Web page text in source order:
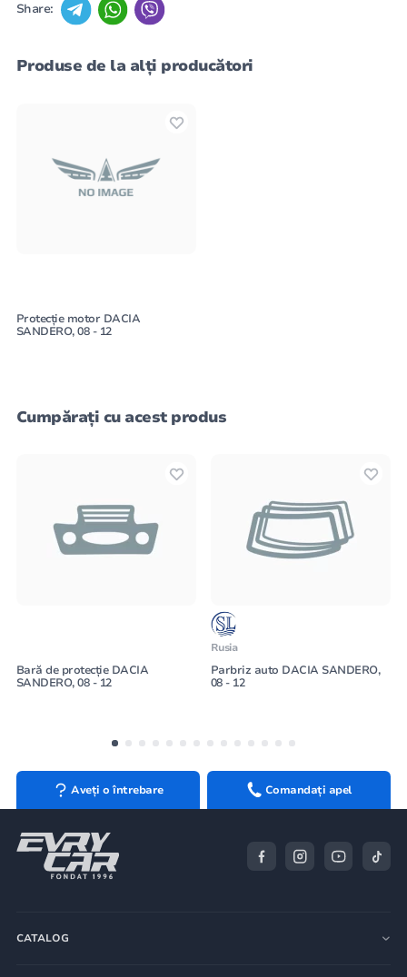
Share:
Produse de la alți producători
Protecție motor DACIA
SANDERO, 08 - 12
Cumpărați cu acest produs
Bară de protecție DACIA
SANDERO, 08 - 12
Rusia
Parbriz auto DACIA SANDERO,
08 - 12
Aveți o întrebare Comandați apel
CATALOG